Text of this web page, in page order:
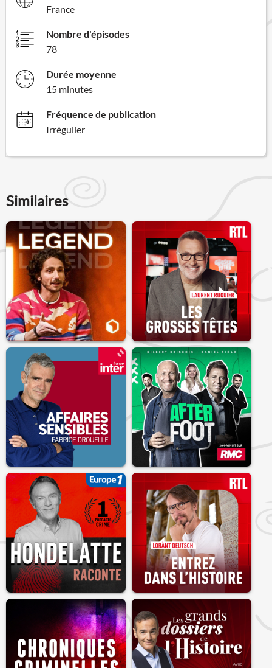
France
Nombre d'épisodes
78
Durée moyenne
15 minutes
Fréquence de publication
Irrégulier
Similaires